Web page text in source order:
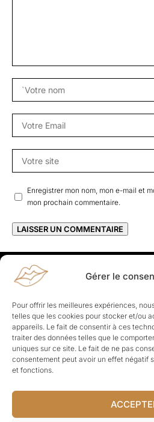
Gérer le
Pour offrir les meilleures expériences,
telles que les cookies pour stocker et/ou
appareils. Le fait de consentir à ces
traiter des données telles que le
uniques sur ce site. Le fait de ne pas
consentement peut avoir un effet négatif
et fonctions.
Enregistrer mon nom, mon e-mail et
mon prochain commentaire.
Rapporteuses
À propos de Rapporteuses :
Parisiennes, bien dans leurs baskets qui
cause, leur apporte et leur rapporte !
Les Topics
Société Politique Business
Lifestyle